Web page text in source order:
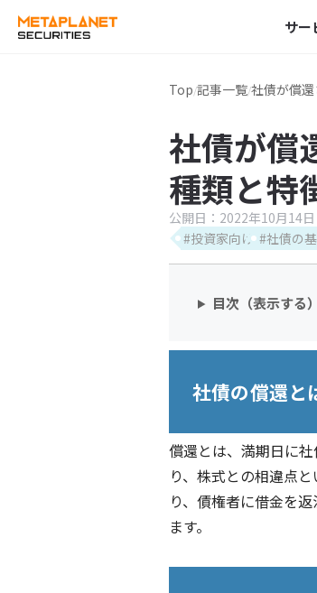
サー
Top 記事一覧 社債が償
社債が償
種類と特
公開日： 2022年10月14日
#投資家向け #社債の
目次（表示する）
社債の償還と
償還とは、満期日に
り、株式との相違点
り、債権者に借金を
ます。